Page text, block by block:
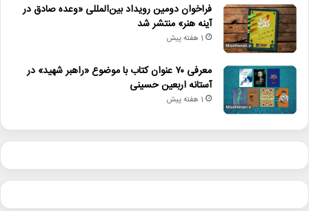
فراخوان دومین رویداد بین‌المللی «وعده صادق در
آینه هنر» منتشر شد
1 هفته پیش
معرفی ۷۰ عنوان کتاب با موضوع «راهبر شهید» در
آستانه اربعین حسینی
1 هفته پیش